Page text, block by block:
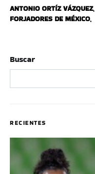
ANTONIO ORTÍZ VÁZQUEZ,
FORJADORES DE MÉXICO,
Buscar
RECIENTES